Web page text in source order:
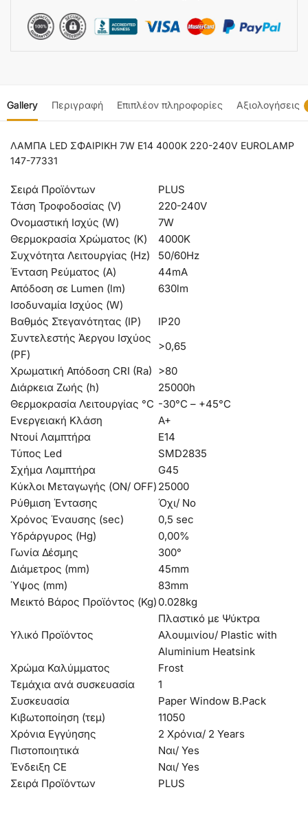
Gallery Περιγραφή Επιπλέον πληροφορίες Αξιολογήσεις
ΛΑΜΠΑ LED ΣΦΑΙΡΙΚΗ 7W Ε14 4000K 220-240V EUROLAMP
147-77331
Σειρά Προϊόντων
PLUS
Τάση Τροφοδοσίας (V)
220-240V
Ονομαστική Ισχύς (W)
7W
Θερμοκρασία Χρώματος (K)
4000K
Συχνότητα Λειτουργίας (Hz)
50/60Hz
Ένταση Ρεύματος (Α)
44mA
Απόδοση σε Lumen (lm)
630lm
Ισοδυναμία Ισχύος (W)
Βαθμός Στεγανότητας (IP)
IP20
Συντελεστής Άεργου Ισχύος
(PF)
>0,65
Χρωματική Απόδοση CRI (Ra) >80
Διάρκεια Ζωής (h)
25000h
Θερμοκρασία Λειτουργίας °C -30°C – +45°C
Ενεργειακή Κλάση
A+
Ντουί Λαμπτήρα
E14
Τύπος Led
SMD2835
Σχήμα Λαμπτήρα
G45
Κύκλοι Μεταγωγής (ON/ OFF) 25000
Ρύθμιση Έντασης
Όχι/ No
Χρόνος Έναυσης (sec)
0,5 sec
Υδράργυρος (Hg)
0,00%
Γωνία Δέσμης
300°
Διάμετρος (mm)
45mm
Ύψος (mm)
83mm
Μεικτό Βάρος Προϊόντος (Kg) 0.028kg
Υλικό Προϊόντος
Πλαστικό με Ψύκτρα
Αλουμινίου/ Plastic with
Aluminium Heatsink
Χρώμα Καλύμματος
Frost
Τεμάχια ανά συσκευασία
1
Συσκευασία
Paper Window B.Pack
Κιβωτοποίηση (τεμ)
11050
Χρόνια Εγγύησης
2 Χρόνια/ 2 Years
Πιστοποιητικά
Ναι/ Yes
Ένδειξη CE
Ναι/ Yes
Σειρά Προϊόντων
PLUS